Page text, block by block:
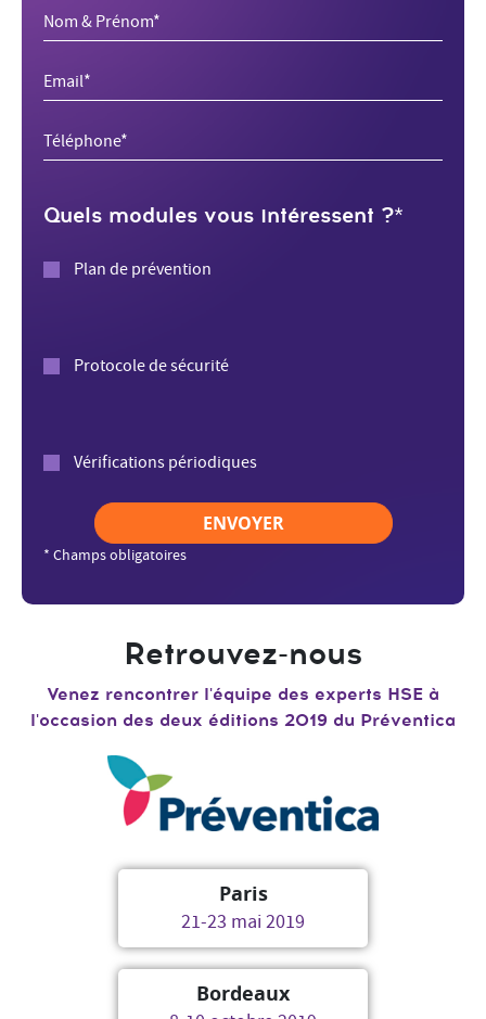
Quels modules vous intéressent ?*
Plan de prévention
Protocole de sécurité
Vérifications périodiques
* Champs obligatoires
Retrouvez-nous
Venez rencontrer l'équipe des experts HSE à
l'occasion des deux éditions 2019 du Préventica
Paris
21-23 mai 2019
Bordeaux